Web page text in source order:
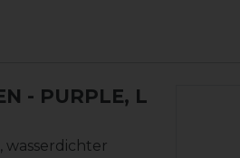
- PURPLE, L
wasserdichter